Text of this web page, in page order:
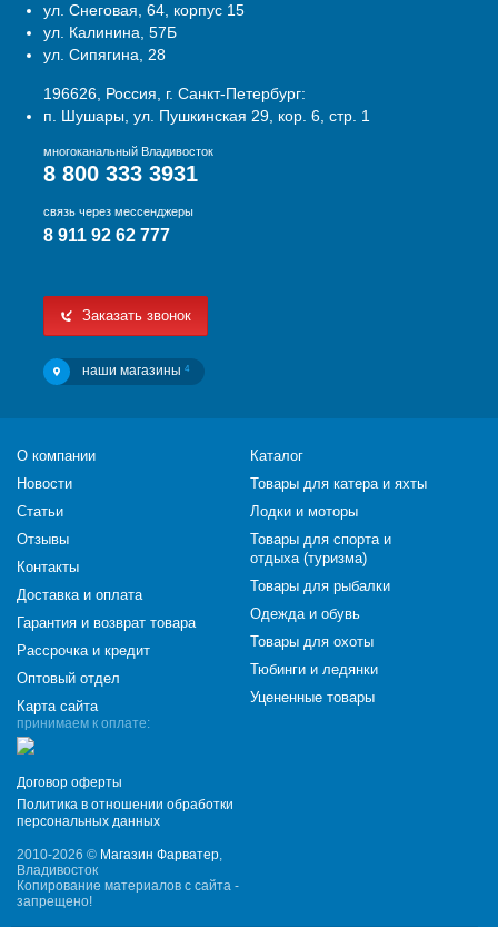
ул. Снеговая, 64, корпус 15
ул. Калинина, 57Б
ул. Сипягина, 28
196626, Россия, г. Санкт-Петербург:
п. Шушары, ул. Пушкинская 29, кор. 6, стр. 1
многоканальный Владивосток
8 800 333 3931
связь через мессенджеры
8 911 92 62 777
Заказать звонок
наши магазины 4
принимаем к оплате:
Договор оферты
Политика в отношении обработки
персональных данных
2010-2026 © Магазин Фарватер,
Владивосток
Копирование материалов с сайта -
запрещено!
О компании
Новости
Статьи
Отзывы
Контакты
Доставка и оплата
Гарантия и возврат товара
Рассрочка и кредит
Оптовый отдел
Карта сайта
Каталог
Товары для катера и яхты
Лодки и моторы
Товары для спорта и
отдыха (туризма)
Товары для рыбалки
Одежда и обувь
Товары для охоты
Тюбинги и ледянки
Уцененные товары